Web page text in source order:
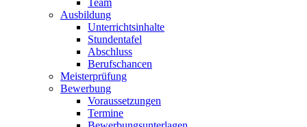
Team
Ausbildung
Unterrichtsinhalte
Stundentafel
Abschluss
Berufschancen
Meisterprüfung
Bewerbung
Voraussetzungen
Termine